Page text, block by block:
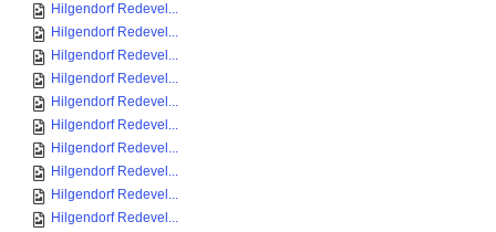
Hilgendorf Redevel...
Hilgendorf Redevel...
Hilgendorf Redevel...
Hilgendorf Redevel...
Hilgendorf Redevel...
Hilgendorf Redevel...
Hilgendorf Redevel...
Hilgendorf Redevel...
Hilgendorf Redevel...
Hilgendorf Redevel...